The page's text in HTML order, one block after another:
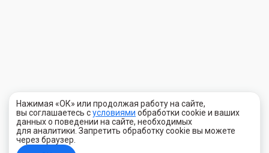
Нажимая «ОК» или продолжая работу на сайте,
вы соглашаетесь сусловиями обработки cookie и ваших
данных о поведении на сайте, необходимых
для аналитики. Запретить обработку cookie вы можете
через браузер.